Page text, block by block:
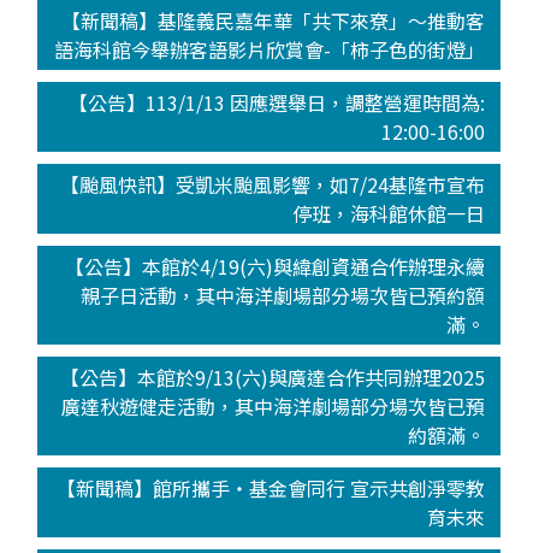
【新聞稿】基隆義民嘉年華「共下來尞」～推動客
語海科館今舉辦客語影片欣賞會-「柿子色的街燈」
【公告】113/1/13 因應選舉日，調整營運時間為:
12:00-16:00
【颱風快訊】受凱米颱風影響，如7/24基隆市宣布
停班，海科館休館一日
【公告】本館於4/19(六)與緯創資通合作辦理永續
親子日活動，其中海洋劇場部分場次皆已預約額
滿。
【公告】本館於9/13(六)與廣達合作共同辦理2025
廣達秋遊健走活動，其中海洋劇場部分場次皆已預
約額滿。
【新聞稿】館所攜手‧基金會同行 宣示共創淨零教
育未來